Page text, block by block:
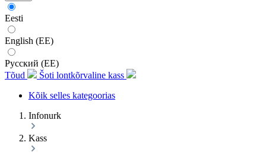
Eesti
English (EE)
Русский (EE)
Tõud
Šoti lontkõrvaline kass
Kõik selles kategoorias
Infonurk
Kass